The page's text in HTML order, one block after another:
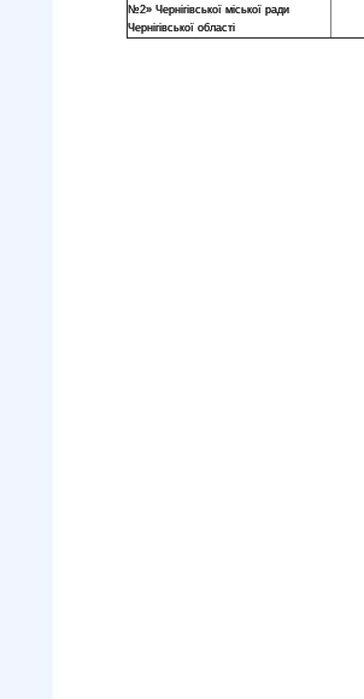
№2» Чернігівської міської ради
Чернігівської області